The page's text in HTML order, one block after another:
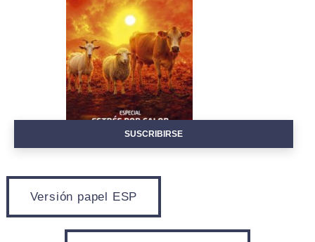
LOGIN
SUSCRIBIRSE
Versión papel ESP